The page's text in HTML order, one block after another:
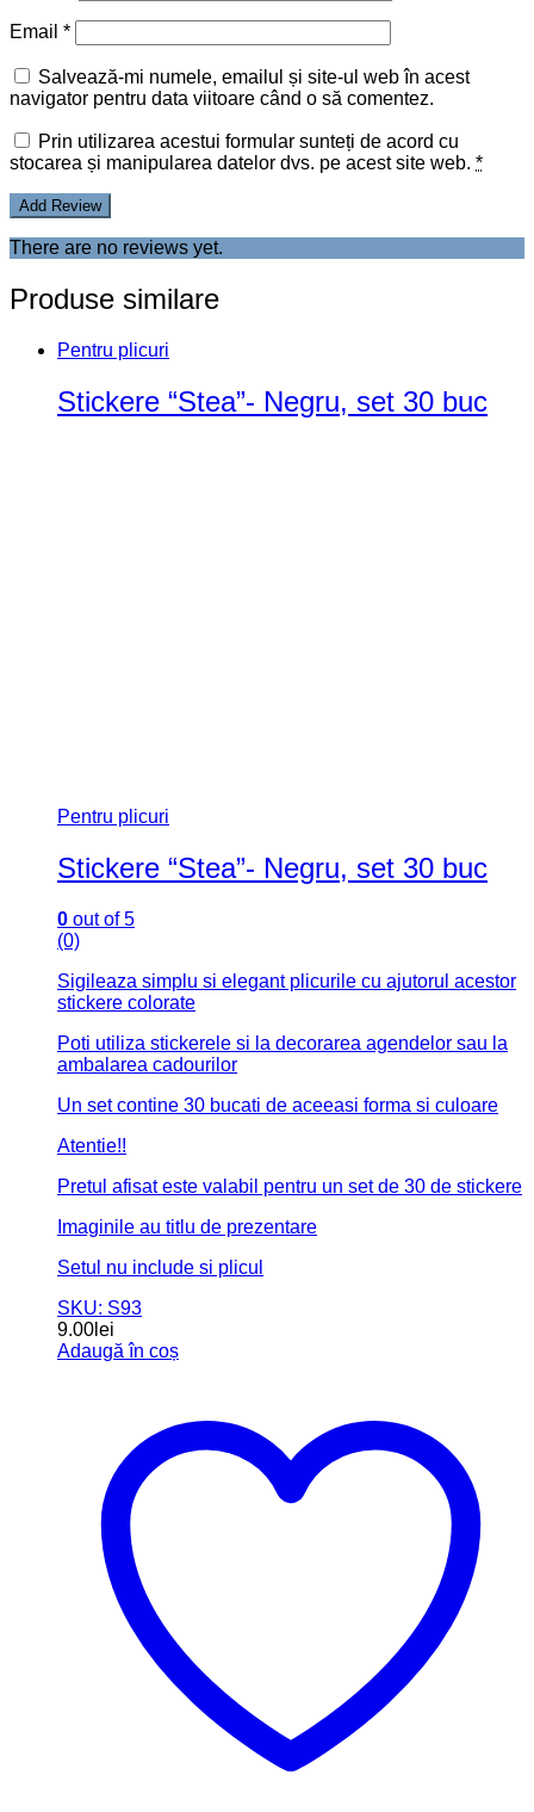
Email *
Salvează-mi numele, emailul și site-ul web în acest
navigator pentru data viitoare când o să comentez.
Prin utilizarea acestui formular sunteți de acord cu
stocarea și manipularea datelor dvs. pe acest site web. *
There are no reviews yet.
Produse similare
Pentru plicuri
Stickere “Stea”- Negru, set 30 buc
Pentru plicuri
Stickere “Stea”- Negru, set 30 buc
0 out of 5
(0)
Sigileaza simplu si elegant plicurile cu ajutorul acestor
stickere colorate
Poti utiliza stickerele si la decorarea agendelor sau la
ambalarea cadourilor
Un set contine 30 bucati de aceeasi forma si culoare
Atentie!!
Pretul afisat este valabil pentru un set de 30 de stickere
Imaginile au titlu de prezentare
Setul nu include si plicul
SKU: S93
9.00 lei
Adaugă în coș